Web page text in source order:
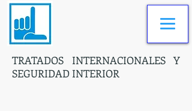
TRATADOS INTERNACIONALES Y
SEGURIDAD INTERIOR